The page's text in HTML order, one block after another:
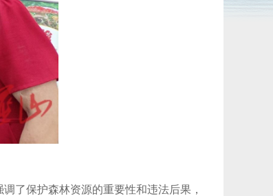
了保护森林资源的重要性和违法后果，